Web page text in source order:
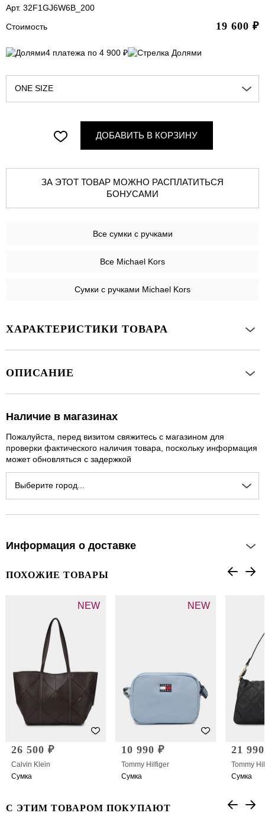
Арт. 32F1GJ6W6B_200
Стоимость
19 600 ₽
4 платежа по 4 900 ₽
ONE SIZE
ДОБАВИТЬ В КОРЗИНУ
ЗА ЭТОТ ТОВАР МОЖНО РАСПЛАТИТЬСЯ
БОНУСАМИ
Все сумки с ручками
Все Michael Kors
Сумки с ручками Michael Kors
ХАРАКТЕРИСТИКИ ТОВАРА
ОПИСАНИЕ
Наличие в магазинах
Пожалуйста, перед визитом свяжитесь с магазином для
проверки фактического наличия товара, поскольку информация
может обновляться с задержкой
Выберите город...
Информация о доставке
ПОХОЖИЕ ТОВАРЫ
NEW
26 500 ₽
Calvin Klein
Сумка
NEW
10 990 ₽
Tommy Hilfiger
Сумка
21
Tommy
Сумка
С ЭТИМ ТОВАРОМ ПОКУПАЮТ